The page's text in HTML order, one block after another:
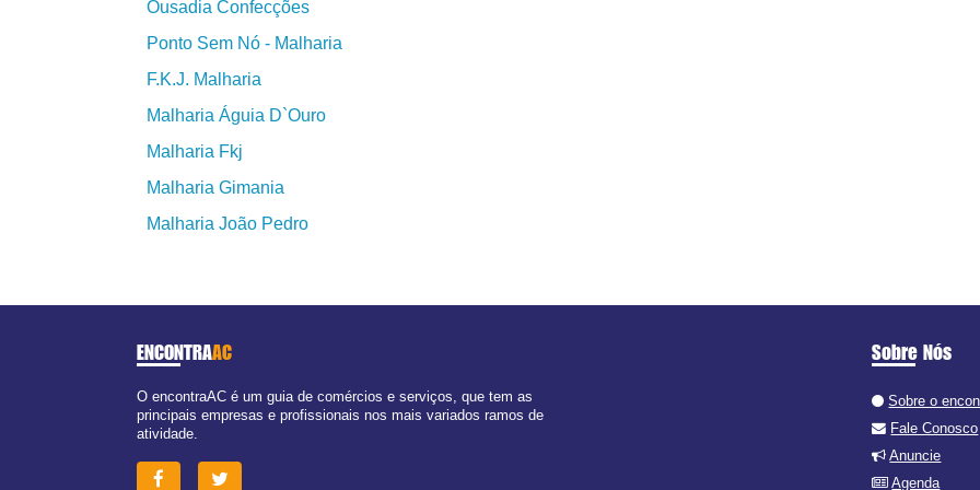
Ousadia Confecções
Ponto Sem Nó - Malharia
F.K.J. Malharia
Malharia Águia D`Ouro
Malharia Fkj
Malharia Gimania
Malharia João Pedro
ENCONTRAAC
O encontraAC é um guia de comércios e serviços, que tem as
principais empresas e profissionais nos mais variados ramos de
atividade.
Sobre Nós
Sobre o
Fale Conosco
Anuncie
Agenda